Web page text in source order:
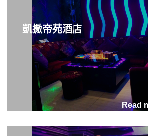
凱撒帝苑酒店
Read